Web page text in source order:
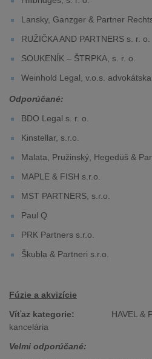
Lansky, Ganzger & Partner
RUŽIČKA AND PARTNERS s. r. o.
SOUKENÍK – ŠTRPKA, s. r. o.
Weinhold Legal, v.o.s.
Odporúčané:
BDO Legal s. r. o.
Kinstellar, s.r.o.
Malata, Pružinský, Hegedüš &
MAPLE & FISH s.r.o.
MST PARTNERS, s.r.o.
Paul Q
PRK Partners s.r.o.
Škubla & Partneri s.r.o.
Fúzie a akvizície
Víťaz kategorie: HAVEL &
kancelária
Velmi odporúčané: